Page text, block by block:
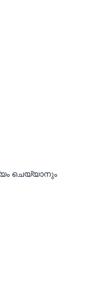
ചെയ്യാനും